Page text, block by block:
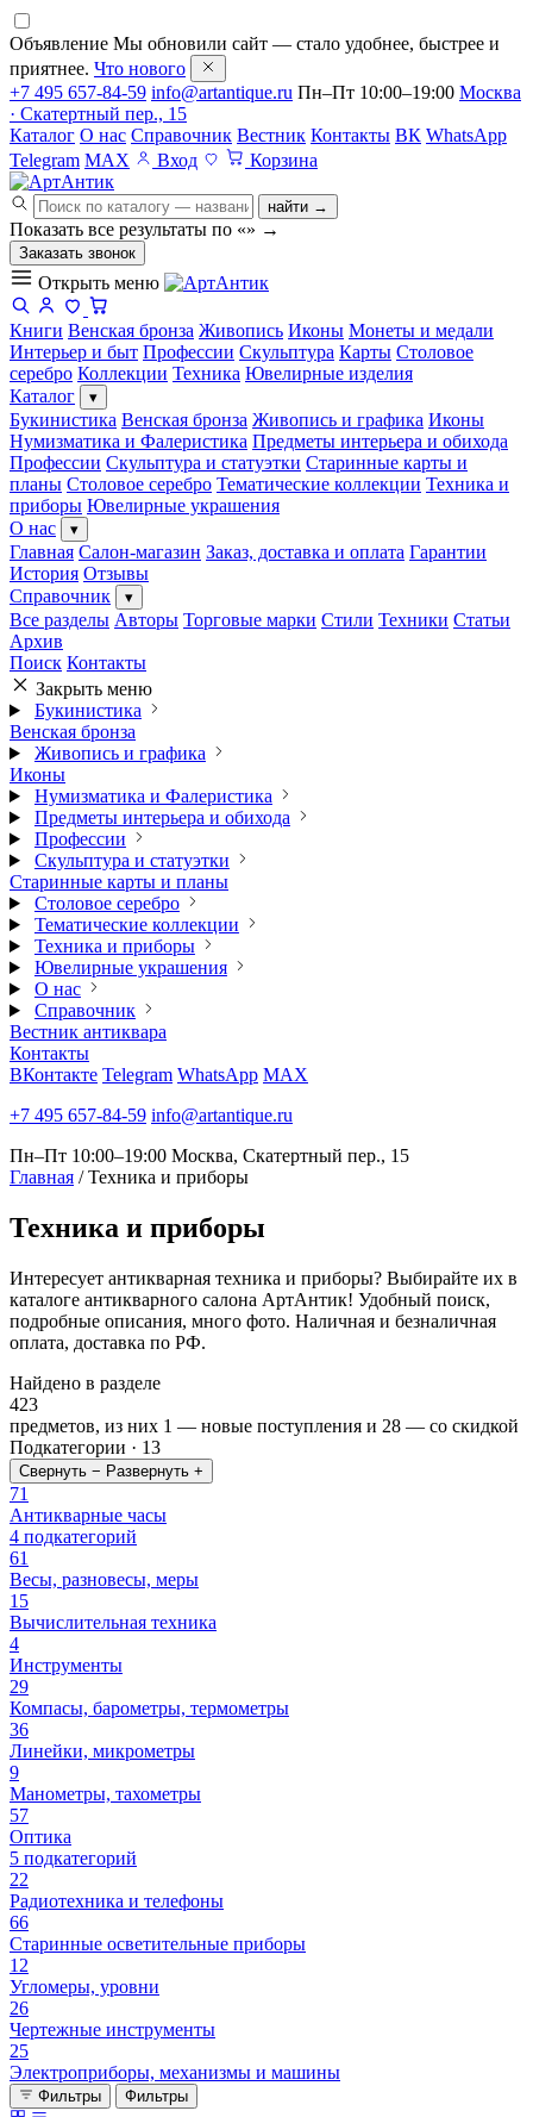
Объявление Мы обновили сайт — стало удобнее, быстрее и
приятнее. Что нового
+7 495 657-84-59 info@artantique.ru Пн–Пт 10:00–19:00 Москва
· Скатертный пер., 15
Каталог О нас Справочник Вестник Контакты ВК WhatsApp
Telegram MAX Вход Корзина
найти →
Показать все результаты по «» →
Заказать звонок
Открыть меню
Книги Венская бронза Живопись Иконы Монеты и медали
Интерьер и быт Профессии Скульптура Карты Столовое
серебро Коллекции Техника Ювелирные изделия
Каталог
▾
Букинистика Венская бронза Живопись и графика Иконы
Нумизматика и Фалеристика Предметы интерьера и обихода
Профессии Скульптура и статуэтки Старинные карты и
планы Столовое серебро Тематические коллекции Техника и
приборы Ювелирные украшения
О нас
▾
Главная Салон-магазин Заказ, доставка и оплата Гарантии
История Отзывы
Справочник
▾
Все разделы Авторы Торговые марки Стили Техники Статьи
Архив
Поиск Контакты
Закрыть меню
Букинистика
Венская бронза
Живопись и графика
Иконы
Нумизматика и Фалеристика
Предметы интерьера и обихода
Профессии
Скульптура и статуэтки
Старинные карты и планы
Столовое серебро
Тематические коллекции
Техника и приборы
Ювелирные украшения
О нас
Справочник
Вестник антиквара
Контакты
ВКонтакте Telegram WhatsApp MAX
+7 495 657-84-59 info@artantique.ru
Пн–Пт 10:00–19:00 Москва, Скатертный пер., 15
Главная / Техника и приборы
Техника и приборы
Интересует антикварная техника и приборы? Выбирайте их в
каталоге антикварного салона АртАнтик! Удобный поиск,
подробные описания, много фото. Наличная и безналичная
оплата, доставка по РФ.
Найдено в разделе
423
предметов, из них 1 — новые поступления и 28 — со скидкой
Подкатегории · 13
Свернуть − Развернуть +
71
Антикварные часы
4 подкатегорий
61
Весы, разновесы, меры
15
Вычислительная техника
4
Инструменты
29
Компасы, барометры, термометры
36
Линейки, микрометры
9
Манометры, тахометры
57
Оптика
5 подкатегорий
22
Радиотехника и телефоны
66
Старинные осветительные приборы
12
Угломеры, уровни
26
Чертежные инструменты
25
Электроприборы, механизмы и машины
Фильтры Фильтры